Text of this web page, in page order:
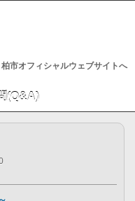
柏市オフィシャルウェブサイトへ